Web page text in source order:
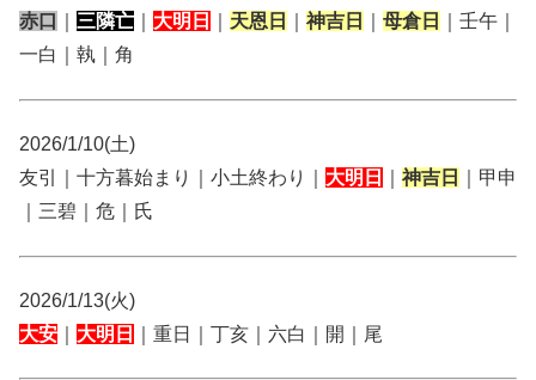
赤口
三隣亡 大明日 天恩日 神吉日 母倉日
｜壬午｜
一白｜執｜角
2026/1/10(土)
友引｜十方暮始まり｜小土終わり｜ 大明日 神吉日
｜甲申
｜三碧｜危｜氏
2026/1/13(火)
大安
大明日 ｜重日｜丁亥｜六白｜開｜尾